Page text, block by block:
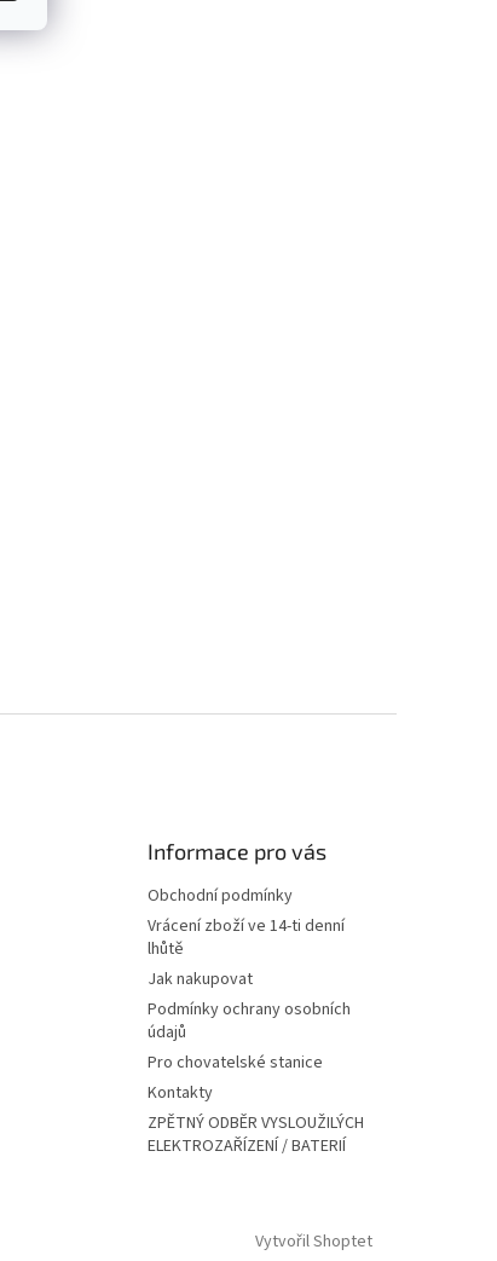
Informace pro vás
Obchodní podmínky
Vrácení zboží ve 14-ti denní
lhůtě
Jak nakupovat
Podmínky ochrany osobních
údajů
Pro chovatelské stanice
Kontakty
ZPĚTNÝ ODBĚR VYSLOUŽILÝCH
ELEKTROZAŘÍZENÍ / BATERIÍ
Vytvořil Shoptet